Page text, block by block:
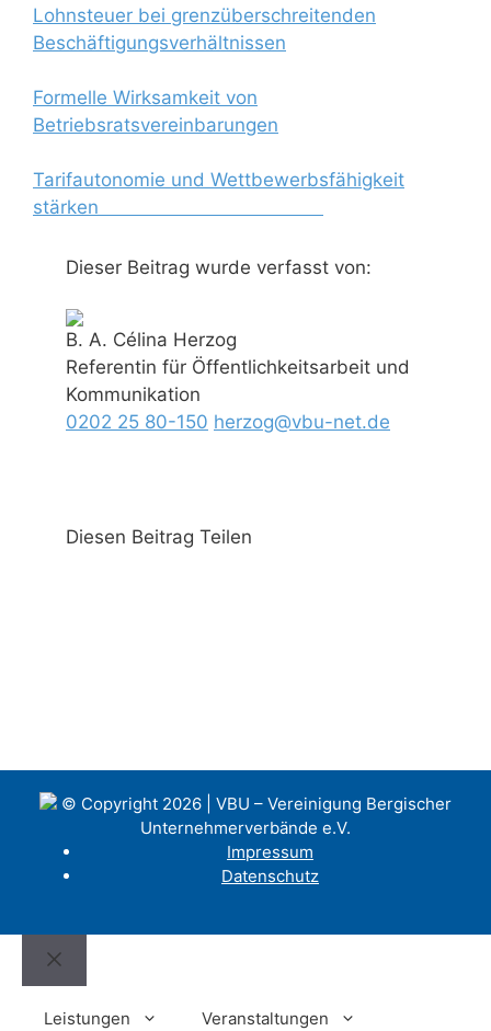
Lohnsteuer bei grenzüberschreitenden
Beschäftigungsverhältnissen
Formelle Wirksamkeit von
Betriebsratsvereinbarungen
Tarifautonomie und Wettbewerbsfähigkeit
stärken
Dieser Beitrag wurde verfasst von:
B. A. Célina Herzog
Referentin für Öffentlichkeitsarbeit und
Kommunikation
0202 25 80-150 herzog@vbu-net.de
Diesen Beitrag Teilen
© Copyright 2026 | VBU – Vereinigung Bergischer
Unternehmerverbände e.V.
Impressum
Datenschutz
Close
Leistungen Veranstaltungen